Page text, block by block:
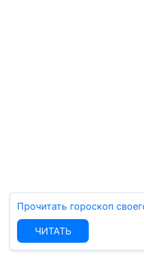
Прочитать гороскоп
ЧИТАТЬ